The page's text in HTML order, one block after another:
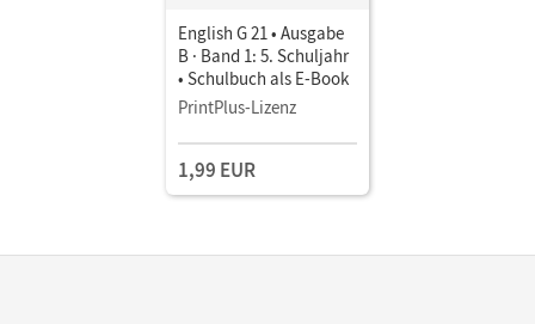
English G 21 • Ausgabe
B · Band 1: 5. Schuljahr
• Schulbuch als E-Book
PrintPlus-Lizenz
1,99 EUR